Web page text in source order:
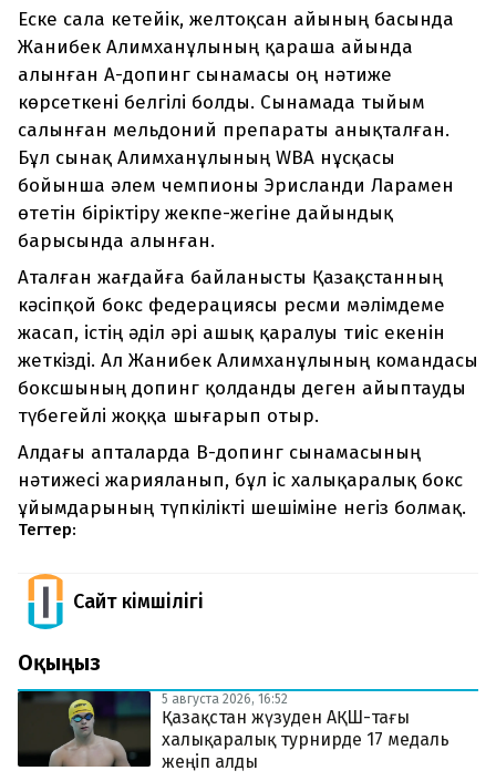
Еске сала кетейік, желтоқсан айының басында
Жанибек Алимханұлының қараша айында
алынған А-допинг сынамасы оң нәтиже
көрсеткені белгілі болды. Сынамада тыйым
салынған мельдоний препараты анықталған.
Бұл сынақ Алимханұлының WBA нұсқасы
бойынша әлем чемпионы Эрисланди Ларамен
өтетін біріктіру жекпе-жегіне дайындық
барысында алынған.
Аталған жағдайға байланысты Қазақстанның
кәсіпқой бокс федерациясы ресми мәлімдеме
жасап, істің әділ әрі ашық қаралуы тиіс екенін
жеткізді. Ал Жанибек Алимханұлының командасы
боксшының допинг қолданды деген айыптауды
түбегейлі жоққа шығарып отыр.
Алдағы апталарда В-допинг сынамасының
нәтижесі жарияланып, бұл іс халықаралық бокс
ұйымдарының түпкілікті шешіміне негіз болмақ.
Тегтер:
Сайт Әкімшілігі
Оқыңыз
5 августа 2026, 16:52
Қазақстан жүзуден АҚШ-тағы
халықаралық турнирде 17 медаль
жеңіп алды